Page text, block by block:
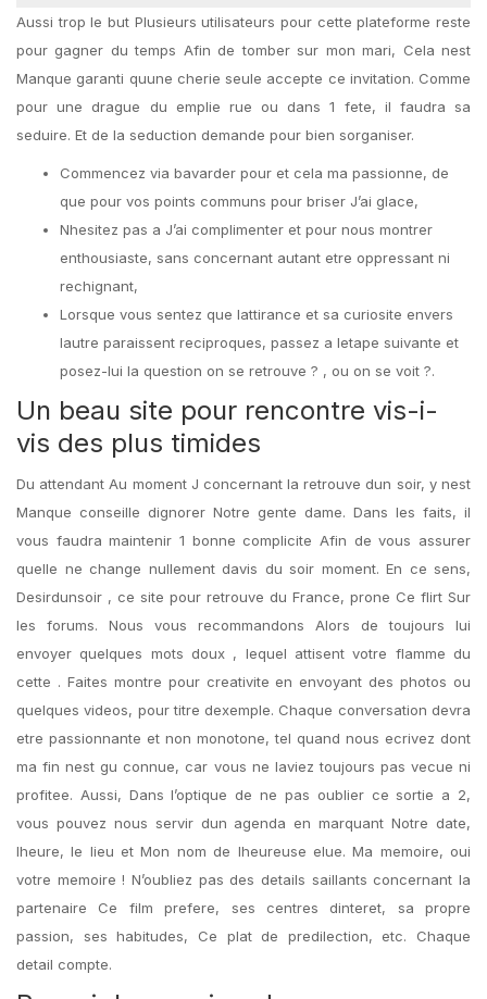
Aussi trop le but Plusieurs utilisateurs pour cette plateforme reste
pour gagner du temps Afin de tomber sur mon mari, Cela nest
Manque garanti quune cherie seule accepte ce invitation. Comme
pour une drague du emplie rue ou dans 1 fete, il faudra sa
seduire. Et de la seduction demande pour bien sorganiser.
Commencez via bavarder pour et cela ma passionne, de
que pour vos points communs pour briser J’ai glace,
Nhesitez pas a J’ai complimenter et pour nous montrer
enthousiaste, sans concernant autant etre oppressant ni
rechignant,
Lorsque vous sentez que lattirance et sa curiosite envers
lautre paraissent reciproques, passez a letape suivante et
posez-lui la question on se retrouve ? , ou on se voit ?.
Un beau site pour rencontre vis-i-
vis des plus timides
Du attendant Au moment J concernant la retrouve dun soir, y nest
Manque conseille dignorer Notre gente dame. Dans les faits, il
vous faudra maintenir 1 bonne complicite Afin de vous assurer
quelle ne change nullement davis du soir moment. En ce sens,
Desirdunsoir , ce site pour retrouve du France, prone Ce flirt Sur
les forums. Nous vous recommandons Alors de toujours lui
envoyer quelques mots doux , lequel attisent votre flamme du
cette . Faites montre pour creativite en envoyant des photos ou
quelques videos, pour titre dexemple. Chaque conversation devra
etre passionnante et non monotone, tel quand nous ecrivez dont
ma fin nest gu connue, car vous ne laviez toujours pas vecue ni
profitee. Aussi, Dans l’optique de ne pas oublier ce sortie a 2,
vous pouvez nous servir dun agenda en marquant Notre date,
lheure, le lieu et Mon nom de lheureuse elue. Ma memoire, oui
votre memoire ! N’oubliez pas des details saillants concernant la
partenaire Ce film prefere, ses centres dinteret, sa propre
passion, ses habitudes, Ce plat de predilection, etc. Chaque
detail compte.